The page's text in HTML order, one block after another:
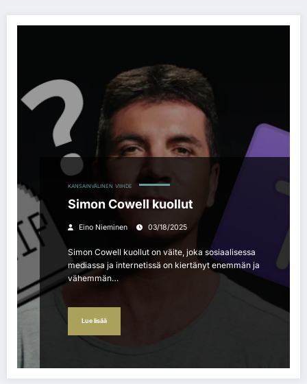
KANSAINVÄLINEN VIIHDE
Simon Cowell kuollut
Eino Nieminen 03/18/2025
Simon Cowell kuollut on väite, joka sosiaalisessa
mediassa ja internetissä on kiertänyt enemmän ja
vähemmän…
Lue lisää